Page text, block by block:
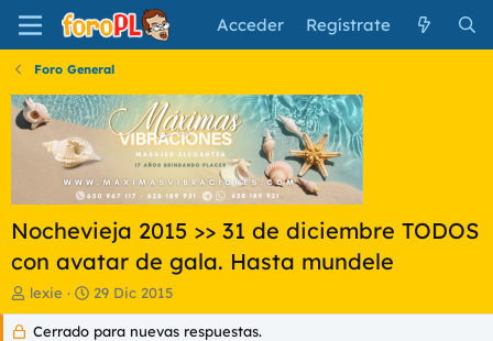
Acceder Regístrate
Foro General
Nochevieja 2015 >> 31 de diciembre TODOS
con avatar de gala. Hasta mundele
I
n
lexie
F
e
c
29 Dic 2015
Cerrado para nuevas respuestas.